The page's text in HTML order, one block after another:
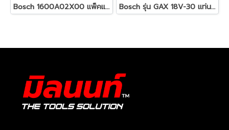
Bosch 1600A02X00 แพ็คแบตเตอรี่ ProCORE18V+ 8.0Ah Bosch รุ่น GAX 18V-30 แท่นชาร์จเร็ว 12-18โวลต์ 2 ช่องเสียบ (10.8/12/14.4/18 V) (1600A011A9)